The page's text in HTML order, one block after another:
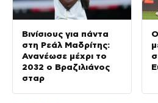
Βινίσιους για πάντα
στη Ρεάλ Μαδρίτης:
Ανανέωσε μέχρι το
2032 ο Βραζιλιάνος
σταρ